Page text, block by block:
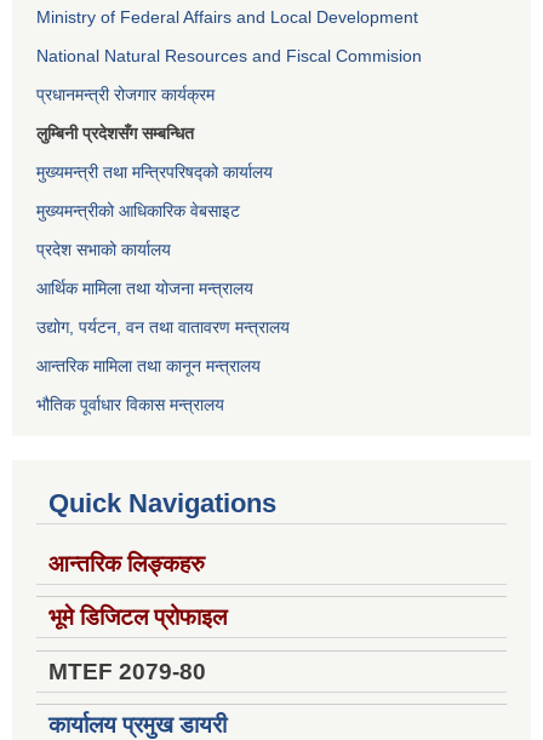
Ministry of Federal Affairs and Local Development
National Natural Resources and Fiscal Commision
प्रधानमन्त्री रोजगार कार्यक्रम
लुम्बिनी प्रदेशसँग सम्बन्धित
मुख्यमन्त्री तथा मन्त्रिपरिषद्को कार्यालय
मुख्यमन्त्रीको आधिकारिक वेबसाइट
प्रदेश सभाको कार्यालय
आर्थिक मामिला तथा योजना मन्त्रालय
उद्योग, पर्यटन, वन तथा वातावरण मन्त्रालय
आन्तरिक मामिला तथा कानून मन्त्रालय
भौतिक पूर्वाधार विकास मन्त्रालय
Quick Navigations
आन्तरिक लिङ्कहरु
भूमे डिजिटल प्रोफाइल
MTEF 2079-80
कार्यालय प्रमुख डायरी